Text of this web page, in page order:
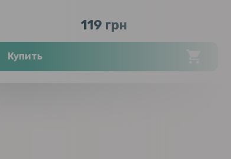
119 грн
Купить